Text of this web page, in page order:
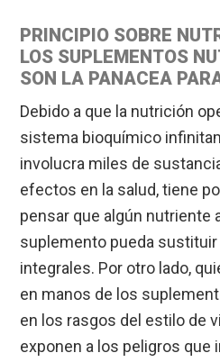
PRINCIPIO SOBRE
LOS SUPLEMENTOS
SON LA PANACEA
Debido a que la nutrición
sistema bioquímico
involucra miles de
efectos en la salud, tiene
pensar que algún nutriente
suplemento pueda
integrales. Por otro lado,
en manos de los
en los rasgos del estilo de
exponen a los peligros que